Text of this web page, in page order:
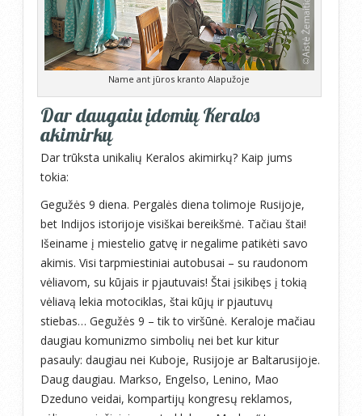
Name ant jūros kranto Alapužoje
Dar daugaiu įdomių Keralos
akimirkų
Dar trūksta unikalių Keralos akimirkų? Kaip jums
tokia:
Gegužės 9 diena. Pergalės diena tolimoje Rusijoje,
bet Indijos istorijoje visiškai bereikšmė. Tačiau štai!
Išeiname į miestelio gatvę ir negalime patikėti savo
akimis. Visi tarpmiestiniai autobusai – su raudonom
vėliavom, su kūjais ir pjautuvais! Štai įsikibęs į tokią
vėliavą lekia motociklas, štai kūjų ir pjautuvų
stiebas… Gegužės 9 – tik to viršūnė. Keraloje mačiau
daugiau komunizmo simbolių nei bet kur kitur
pasauly: daugiau nei Kuboje, Rusijoje ar Baltarusijoje.
Daug daugiau. Markso, Engelso, Lenino, Mao
Dzeduno veidai, kompartijų kongresų reklamos,